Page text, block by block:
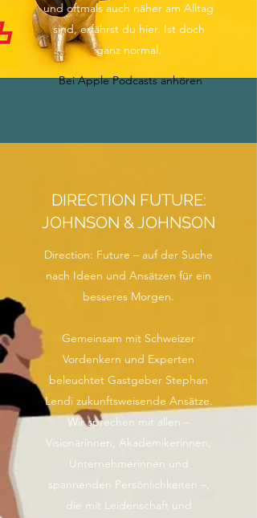
und oftmals auch näher am Alltag
sind, erfährst du hier. Ist doch
ganz normal.
Bei Apple Podcasts anhören
DIRECTION FUTURE:
JOHNSON & JOHNSON
Direction: Future – auf der Suche
nach Ideen und Ansätzen für ein
besseres Morgen.
Gemeinsam mit Schweizer
Vordenkern und Experten
beleuchtet Gastgeber Stephan
Lendi zukunftsweisende Ansätze.
Wir sprechen mit allen –
Visionärinnen, Akademikerinnen,
Unternehmerinnen und
spannenden Persönlichkeiten –,
die mit Leidenschaft und